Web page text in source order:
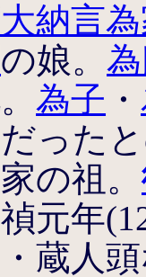
納言
の娘。
為子 ・
った
の祖。
元年
蔵人